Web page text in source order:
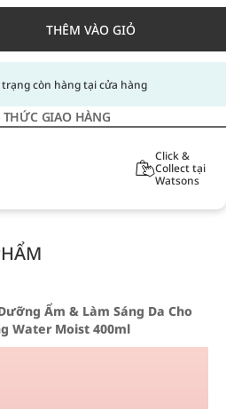
THÊM VÀO GIỎ
còn hàng tại cửa hàng
GIAO HÀNG
Click &
Collect tại
Watsons
Ẩm & Làm Sáng Da Cho
Water Moist 400ml